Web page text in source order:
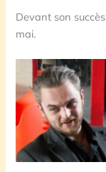
Devant son
mai.